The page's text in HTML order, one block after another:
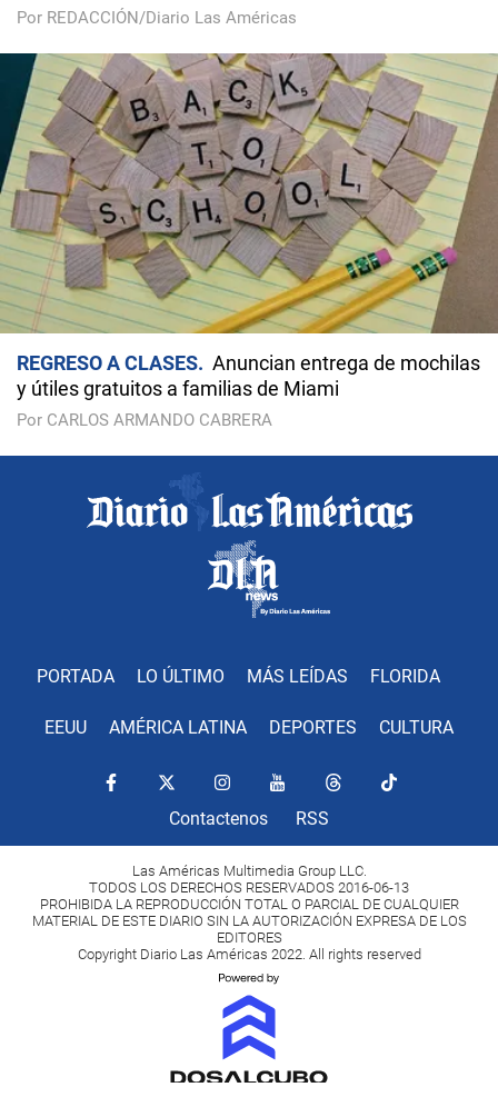
Por REDACCIÓN/Diario Las Américas
REGRESO A CLASES
Anuncian entrega de mochilas
y útiles gratuitos a familias de Miami
Por CARLOS ARMANDO CABRERA
PORTADA LO ÚLTIMO MÁS LEÍDAS FLORIDA
EEUU AMÉRICA LATINA DEPORTES CULTURA
Contactenos RSS
Las Américas Multimedia Group LLC.
TODOS LOS DERECHOS RESERVADOS 2016-06-13
PROHIBIDA LA REPRODUCCIÓN TOTAL O PARCIAL DE CUALQUIER
MATERIAL DE ESTE DIARIO SIN LA AUTORIZACIÓN EXPRESA DE LOS
EDITORES
Copyright Diario Las Américas 2022. All rights reserved